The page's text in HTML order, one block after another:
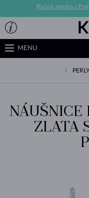
Ručná výroba z
MENU
PERLY
NÁUŠNICE
ZLATA